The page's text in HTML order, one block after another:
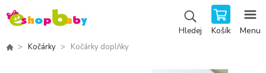
Hledej Košík Menu
Kočárky Kočárky doplňky